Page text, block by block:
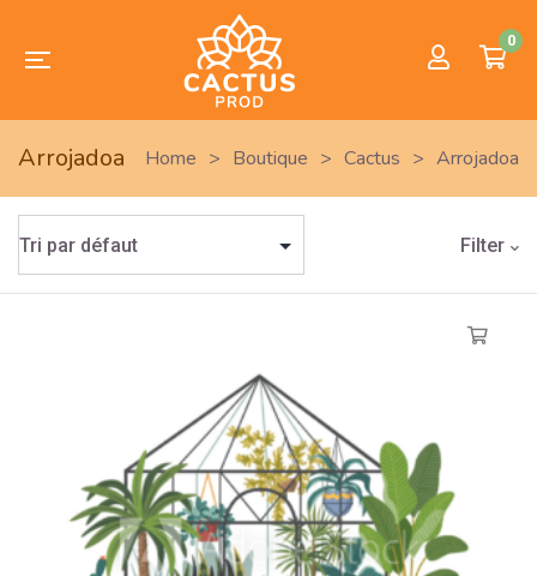
0
Arrojadoa Home > Boutique > Cactus > Arrojadoa
Filter